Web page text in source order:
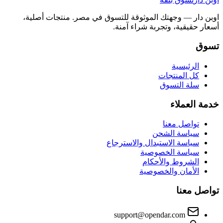
اوبن دار — وجهتك الموثوقة للتسوق في مصر. منتجات أصلية،
أسعار حقيقية، وتجربة شراء آمنة.
تسوق
الرئيسية
كل المنتجات
سلة التسوق
خدمة العملاء
تواصل معنا
سياسة الشحن
سياسة الاستبدال والاسترجاع
سياسة الخصوصية
الشروط والأحكام
الأمان والخصوصية
تواصل معنا
support@opendar.com